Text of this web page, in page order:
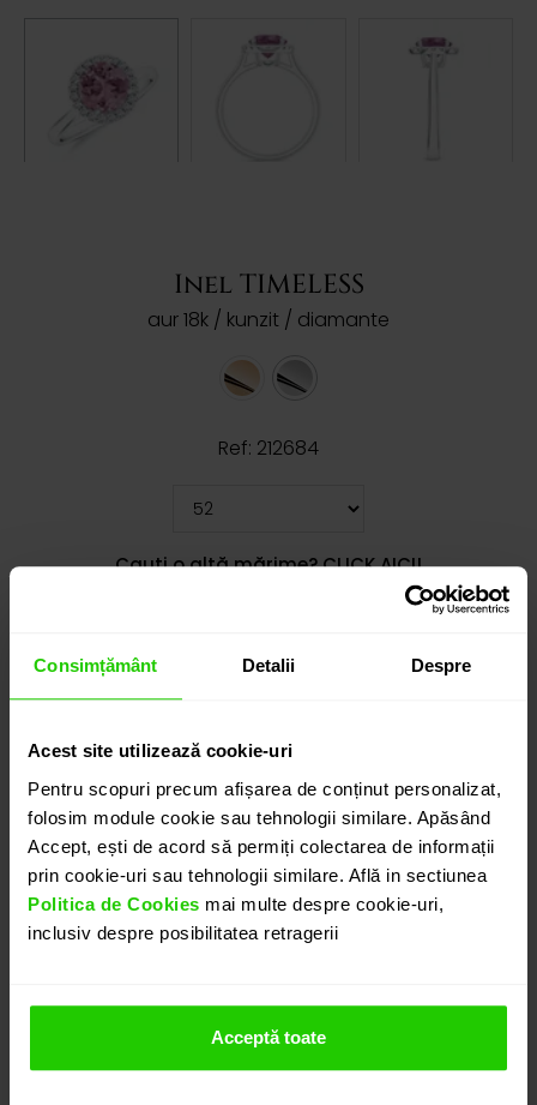
Consimțământ Detalii Despre
Acest site utilizează cookie-uri
Pentru scopuri precum afișarea de conținut personalizat,
folosim module cookie sau tehnologii similare. Apăsând
Accept, ești de acord să permiți colectarea de informații
prin cookie-uri sau tehnologii similare. Află in sectiunea
Politica de Cookies mai multe despre cookie-uri,
inclusiv despre posibilitatea retragerii
Acceptă toate
Inel TIMELESS
aur 18k / kunzit / diamante
Ref: 212684
Cauți o altă mărime? CLICK AICI!
detalii suplimentare
PROGRAMEAZĂ O ÎNTÂLNIRE
DETALII